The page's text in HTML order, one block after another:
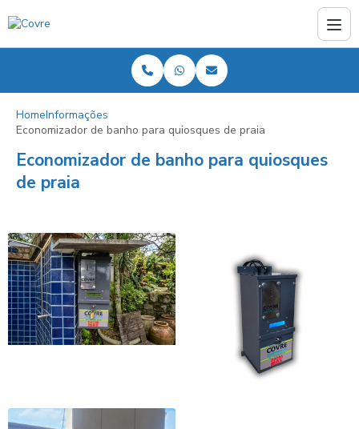
HomeInformações
Economizador de banho para quiosques de praia
Economizador de banho para quiosques
de praia